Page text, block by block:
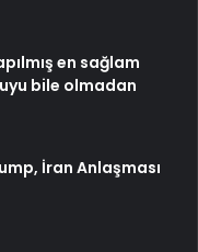
en sağlam
bile olmadan
İran Anlaşması